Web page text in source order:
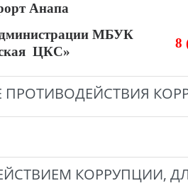
Анапа
МБУК
ЦКС»
8
КОРРУПЦИИ,